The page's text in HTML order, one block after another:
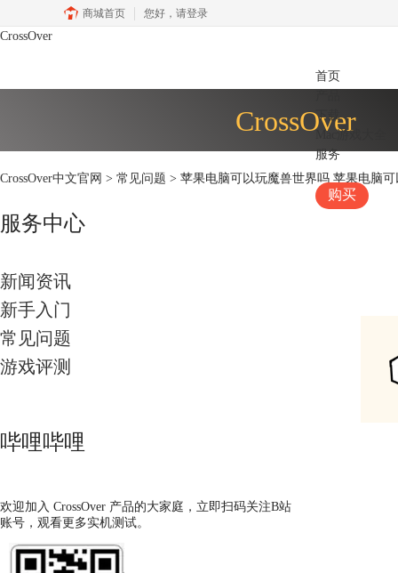
商城首页 您好， 请登录
CrossOver
首页
下载
Mac游戏大全
服务
购买
CrossOver
CrossOver中文官网 > 常见问题 > 苹果电脑可以玩魔兽世界吗 苹果电脑
服务中心
新闻资讯
新手入门
常见问题
游戏评测
哔哩哔哩
欢迎加入 CrossOver 产品的大家庭，立即扫码关注B站
账号，观看更多实机测试。